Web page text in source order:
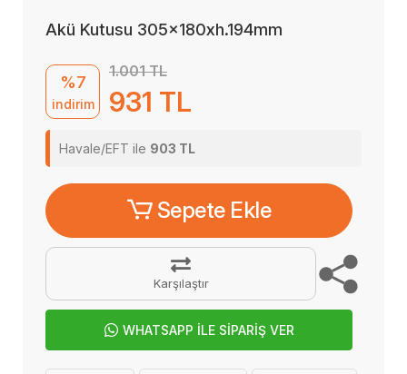
Akü Kutusu 305x180xh.194mm
%7
indirim
1.001 TL
931 TL
Havale/EFT ile 903 TL
Sepete Ekle
Karşılaştır
WHATSAPP İLE SİPARİŞ VER